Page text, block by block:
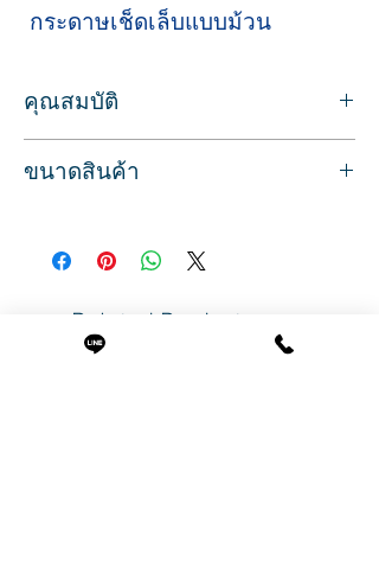
กระดาษเช็ดเล็บแบบม้วน
คุณสมบัติ
เหมาะสำหรับใช้กับน้ำยาล้างเล็บ
ขนาดสินค้า
สินค้าพร้อมส่ง บริการจัดส่งทั่วประเทศ
Related Products